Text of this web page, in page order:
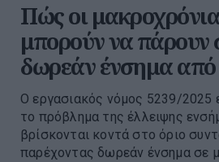
Πώς οι
μπορούν να πάρουν
δωρεάν ένσημα
Ο εργασιακός νόμος 5239/2025
το πρόβλημα της έλλειψης
βρίσκονται κοντά στο όριο
παρέχοντας δωρεάν ένσημα σε